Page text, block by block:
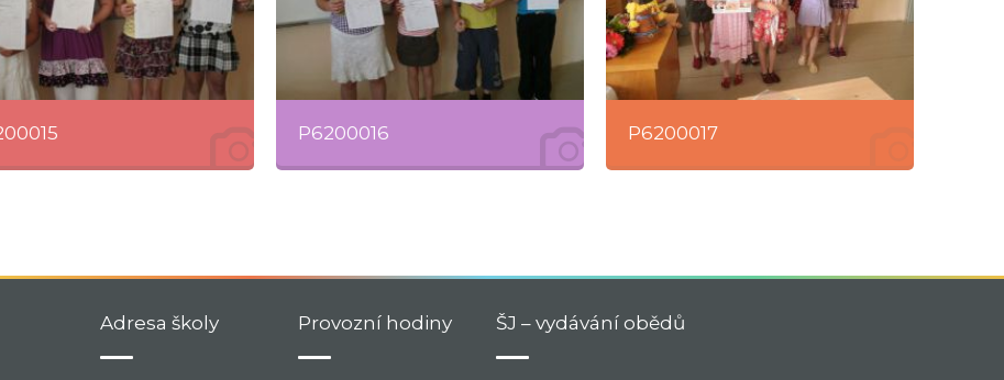
P6200016 P6200017
Adresa školy Provozní hodiny ŠJ – vydávání obědů